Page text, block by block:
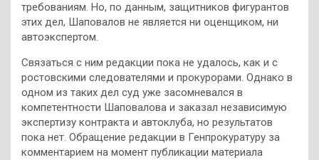
требованиям. Но, по данным, защитников фигурантов
этих дел, Шаповалов не является ни оценщиком, ни
автоэкспертом.
Связаться с ним редакции пока не удалось, как и с
ростовскими следователями и прокурорами. Однако в
одном из таких дел суд уже засомневался в
компетентности Шаповалова и заказал независимую
экспертизу контракта и автоклуба, но результатов
пока нет. Обращение редакции в Генпрокуратуру за
комментарием на момент публикации материала